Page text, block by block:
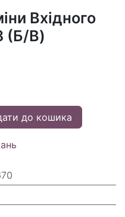
Вхідного
(Б/В)
до кошика